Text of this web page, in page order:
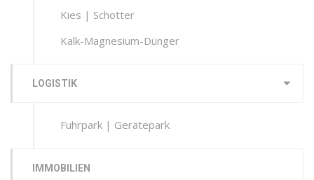
Kies | Schotter
Kalk-Magnesium-Dünger
LOGISTIK
Fuhrpark | Gerätepark
IMMOBILIEN